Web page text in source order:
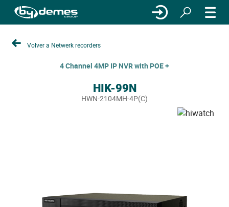
Volver a Netwerk recorders
4 Channel 4MP IP NVR with POE +
HIK-99N
HWN-2104MH-4P(C)